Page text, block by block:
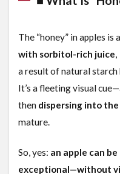
The “honey” in apples is
with sorbitol-rich juice
a result of natural starch
It’s a fleeting visual
then dispersing into
mature.
So, yes: an apple can
exceptional—without